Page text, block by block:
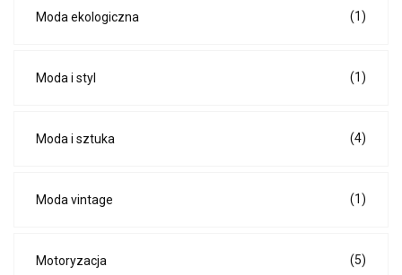
Moda ekologiczna (1)
Moda i styl (1)
Moda i sztuka (4)
Moda vintage (1)
Motoryzacja (5)